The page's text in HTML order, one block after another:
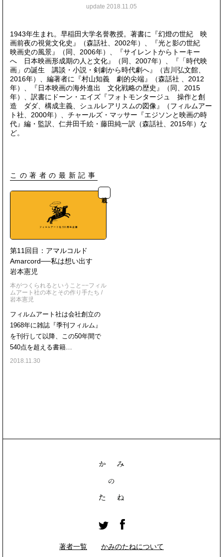
update 2018.11.05
1943年生まれ。早稲田大学名誉教授。著書に『幻燈の世紀 映
画前夜の視覚文化史』（森話社、 2002年）、『光と影の世紀
映画史の風景』（同、2006年）、『サイレントからトーキー
へ 日本映画形成期の人と文化』（同、2007年）、『「時代映
画」の誕生 講談・小説・剣劇から時代劇へ』（吉川弘文館、
2016年）、編著者に『村山知義 劇的尖端』（森話社 、2012
年）、『日本映画の海外進出 文化戦略の歴史』（同、2015
年）、訳書にドーン・エイズ『フォトモンタージュ 操作と創
造 ダダ、構成主義、シュルレアリスムの図像』（フィルムアー
ト社、2000年）、チャールズ・マッサー『エジソンと映画の時
代』編・監訳、仁井田千絵・藤田純一訳（森話社、2015年）な
ど。
この著者の最新記事
第11回目：アマルコルド
Amarcord──私は想い出す
岩本憲児
本がつくられるということ−−フィル
ムアート社の本とその作り手たち /
岩本憲児
フィルムアート社は会社創立の
1968年に雑誌『季刊フィルム』
を刊行して以降、この50年間で
540点を超える書籍…
2018.11.30
著者一覧 かみのたねについて